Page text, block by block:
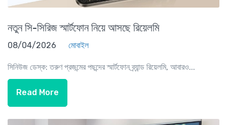
নতুন সি-সিরিজ স্মার্টফোন নিয়ে আসছে রিয়েলমি
08/04/2026 মোবাইল
সিনিউজ ডেস্ক: তরুণ প্রজন্মের পছন্দের স্মার্টফোন ব্র্যান্ড রিয়েলমি, আবারও...
Read More